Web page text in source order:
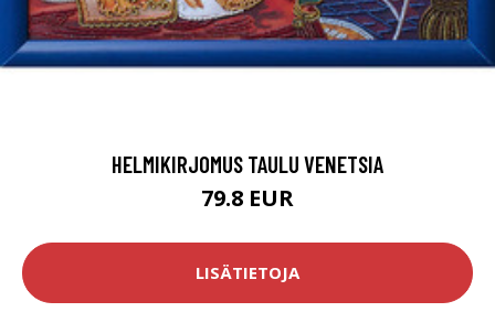
HELMIKIRJOMUS TAULU VENETSIA
79.8 EUR
LISÄTIETOJA